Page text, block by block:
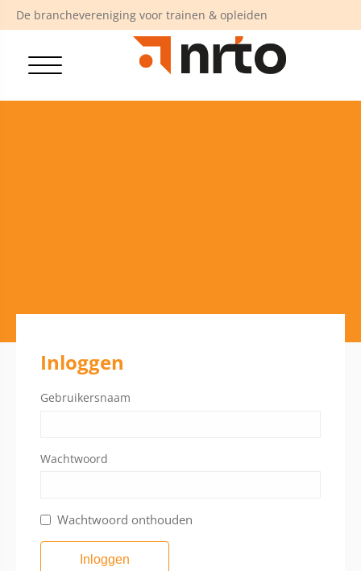
De branchevereniging voor trainen & opleiden
Inloggen
Gebruikersnaam
Wachtwoord
Wachtwoord onthouden